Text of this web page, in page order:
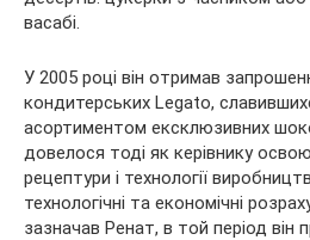
васабі.
У 2005 році він отримав
кондитерських Legato,
асортиментом ексклюзивних
довелося тоді як керівнику
рецептури і технології
технологічні та економічні
зазначав Ренат, в той період він